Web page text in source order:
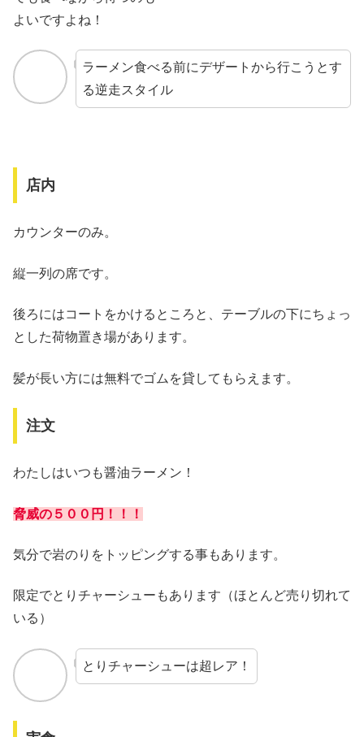
よいですよね！
ラーメン食べる前にデザートから行こうとす
る逆走スタイル
店内
カウンターのみ。
縦一列の席です。
後ろにはコートをかけるところと、テーブルの下にちょっ
とした荷物置き場があります。
髪が長い方には無料でゴムを貸してもらえます。
注文
わたしはいつも醤油ラーメン！
脅威の５００円！！！
気分で岩のりをトッピングする事もあります。
限定でとりチャーシューもあります（ほとんど売り切れて
いる）
とりチャーシューは超レア！